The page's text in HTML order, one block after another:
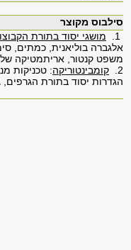
סילבוס מקוצר
מושגי יסוד בתורת
אלגברה בוליאנית, כמתים,
משפט קנטור, אריתמטיקה של
2.
קומבינטוריקה: טכניקות
הגדרות יסוד בתורת